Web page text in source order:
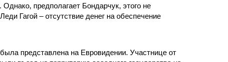
предполагает Бондарчук, этого не
Гагой – отсутствие денег на обеспечение
представлена на Евровидении. Участнице от